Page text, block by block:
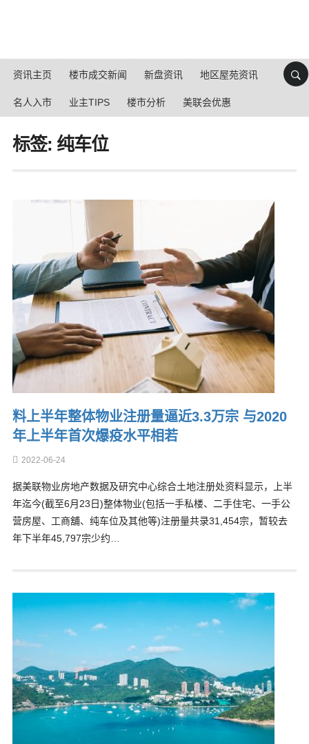
资讯主页 楼市成交新闻 新盘资讯 地区屋苑资讯
名人入市 业主TIPS 楼市分析 美联会优惠
标签: 纯车位
料上半年整体物业注册量逼近3.3万宗 与2020
年上半年首次爆疫水平相若
2022-06-24
据美联物业房地产数据及研究中心综合土地注册处资料显示，上半
年迄今(截至6月23日)整体物业(包括一手私楼、二手住宅、一手公
营房屋、工商舖、纯车位及其他等)注册量共录31,454宗，暂较去
年下半年45,797宗少约…